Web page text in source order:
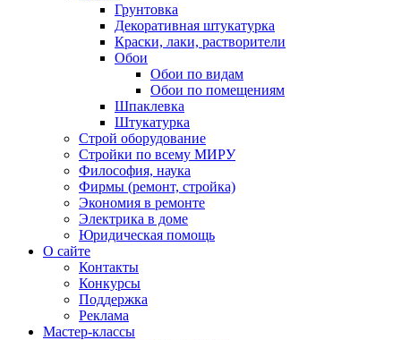
Грунтовка
Декоративная штукатурка
Краски, лаки, растворители
Обои
Обои по видам
Обои по помещениям
Шпаклевка
Штукатурка
Строй оборудование
Стройки по всему МИРУ
Философия, наука
Фирмы (ремонт, стройка)
Экономия в ремонте
Электрика в доме
Юридическая помощь
О сайте
Контакты
Конкурсы
Поддержка
Реклама
Мастер-классы